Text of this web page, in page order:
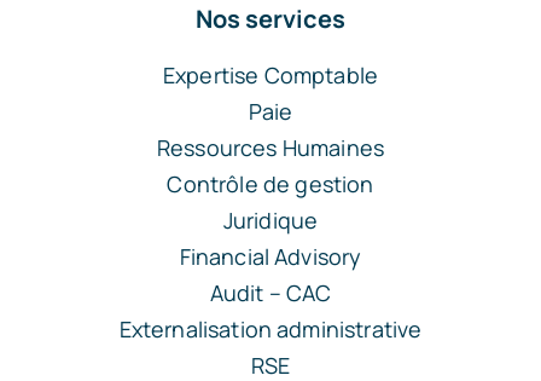
Nos services
Expertise Comptable
Paie
Ressources Humaines
Contrôle de gestion
Juridique
Financial Advisory
Audit – CAC
Externalisation administrative
RSE